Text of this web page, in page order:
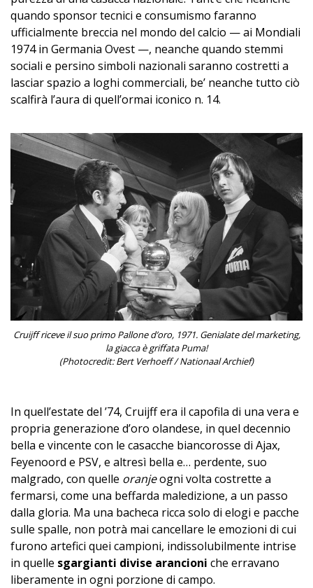
quando sponsor tecnici e consumismo faranno
ufficialmente breccia nel mondo del calcio — ai Mondiali
1974 in Germania Ovest —, neanche quando stemmi
sociali e persino simboli nazionali saranno costretti a
lasciar spazio a loghi commerciali, be’ neanche tutto ciò
scalfirà l’aura di quell’ormai iconico n. 14.
Cruijff riceve il suo primo Pallone d’oro, 1971. Genialate del marketing,
la giacca è griffata Puma!
(Photocredit: Bert Verhoeff / Nationaal Archief)
In quell’estate del ’74, Cruijff era il capofila di una vera e
propria generazione d’oro olandese, in quel decennio
bella e vincente con le casacche biancorosse di Ajax,
Feyenoord e PSV, e altresì bella e… perdente, suo
malgrado, con quelle oranjeogni volta costrette a
fermarsi, come una beffarda maledizione, a un passo
dalla gloria. Ma una bacheca ricca solo di elogi e pacche
sulle spalle, non potrà mai cancellare le emozioni di cui
furono artefici quei campioni, indissolubilmente intrise
in quelle sgargianti divise arancioni che erravano
liberamente in ogni porzione di campo.